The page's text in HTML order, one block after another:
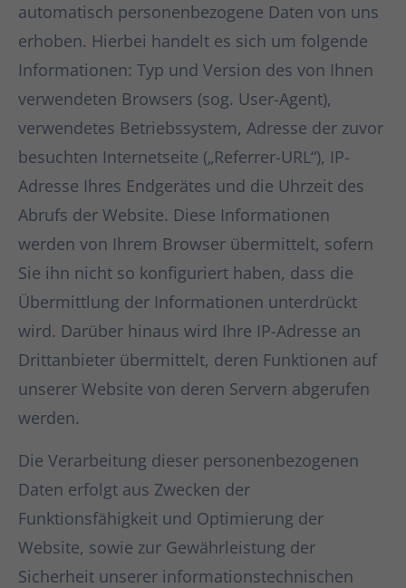
automatisch personenbezogene Daten von uns
erhoben. Hierbei handelt es sich um folgende
Informationen: Typ und Version des von Ihnen
verwendeten Browsers (sog. User-Agent),
verwendetes Betriebssystem, Adresse der zuvor
besuchten Internetseite („Referrer-URL“), IP-
Adresse Ihres Endgerätes und die Uhrzeit des
Abrufs der Website. Diese Informationen
werden von Ihrem Browser übermittelt, sofern
Sie ihn nicht so konfiguriert haben, dass die
Übermittlung der Informationen unterdrückt
wird. Darüber hinaus wird Ihre IP-Adresse an
Drittanbieter übermittelt, deren Funktionen auf
unserer Website von deren Servern abgerufen
werden.
Die Verarbeitung dieser personenbezogenen
Daten erfolgt aus Zwecken der
Funktionsfähigkeit und Optimierung der
Website, sowie zur Gewährleistung der
Sicherheit unserer informationstechnischen